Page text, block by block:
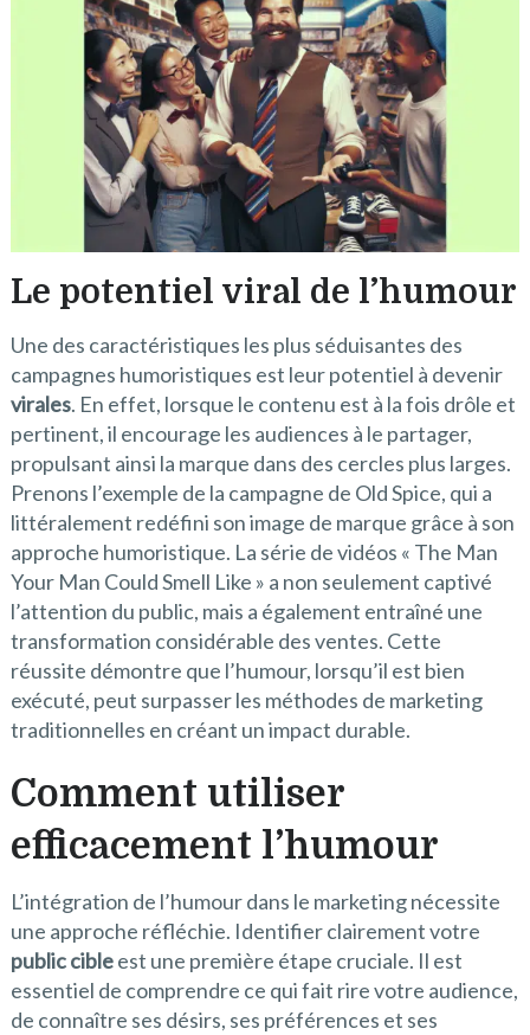
Le potentiel viral de l’humour
Une des caractéristiques les plus séduisantes des
campagnes humoristiques est leur potentiel à devenir
virales. En effet, lorsque le contenu est à la fois drôle et
pertinent, il encourage les audiences à le partager,
propulsant ainsi la marque dans des cercles plus larges.
Prenons l’exemple de la campagne de Old Spice, qui a
littéralement redéfini son image de marque grâce à son
approche humoristique. La série de vidéos « The Man
Your Man Could Smell Like » a non seulement captivé
l’attention du public, mais a également entraîné une
transformation considérable des ventes. Cette
réussite démontre que l’humour, lorsqu’il est bien
exécuté, peut surpasser les méthodes de marketing
traditionnelles en créant un impact durable.
Comment utiliser
efficacement l’humour
L’intégration de l’humour dans le marketing nécessite
une approche réfléchie. Identifier clairement votre
public cibleest une première étape cruciale. Il est
essentiel de comprendre ce qui fait rire votre audience,
de connaître ses désirs, ses préférences et ses